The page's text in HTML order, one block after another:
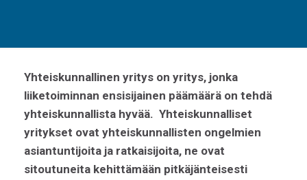
Yhteiskunnallinen yritys on yritys, jonka
liiketoiminnan ensisijainen päämäärä on tehdä
yhteiskunnallista hyvää. Yhteiskunnalliset
yritykset ovat yhteiskunnallisten ongelmien
asiantuntijoita ja ratkaisijoita, ne ovat
sitoutuneita kehittämään pitkäjänteisesti